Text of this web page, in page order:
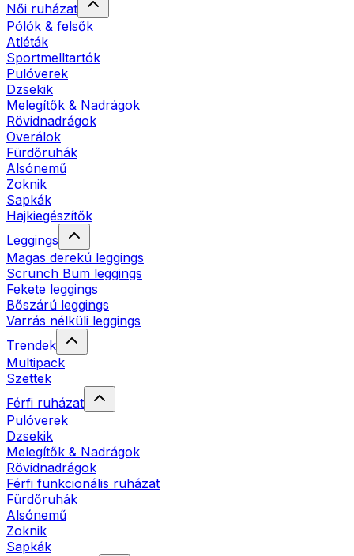
Női ruházat
Pólók & felsők
Atléták
Sportmelltartók
Pulóverek
Dzsekik
Melegítők & Nadrágok
Rövidnadrágok
Overálok
Fürdőruhák
Alsónemű
Zoknik
Sapkák
Hajkiegészítők
Leggings
Magas derekú leggings
Scrunch Bum leggings
Fekete leggings
Bőszárú leggings
Varrás nélküli leggings
Trendek
Multipack
Szettek
Férfi ruházat
Pulóverek
Dzsekik
Melegítők & Nadrágok
Rövidnadrágok
Férfi funkcionális ruházat
Fürdőruhák
Alsónemű
Zoknik
Sapkák